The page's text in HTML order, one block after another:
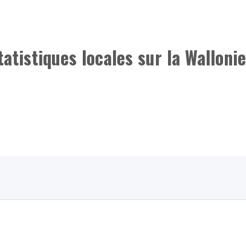
locales sur la Wallonie